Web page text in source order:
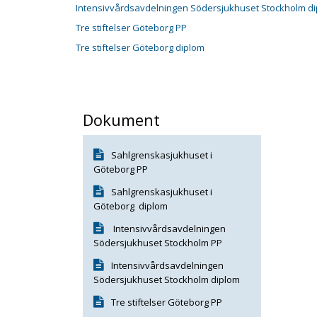
Intensivvårdsavdelningen Södersjukhuset Stockholm
Tre stiftelser Göteborg PP
Tre stiftelser Göteborg diplom
Dokument
Sahlgrenskasjukhuset i
Göteborg PP
Sahlgrenskasjukhuset i
Göteborg diplom
Intensivvårdsavdelningen
Södersjukhuset Stockholm PP
Intensivvårdsavdelningen
Södersjukhuset Stockholm diplom
Tre stiftelser Göteborg PP